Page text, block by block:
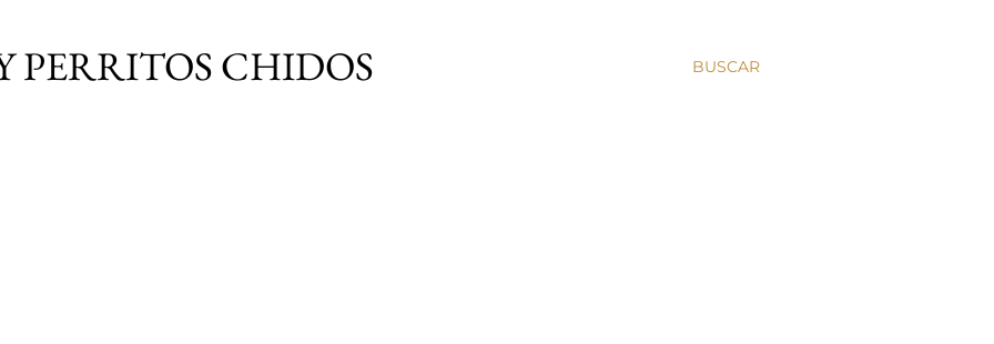
BUSCAR
PERRITOS CHIDOS